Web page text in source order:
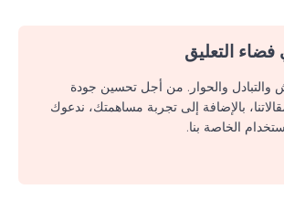
التعليق
والتبادل والحوار. من أجل تحسين جودة
بالإضافة إلى تجربة مساهمتك، ندعوك
الخاصة بنا.